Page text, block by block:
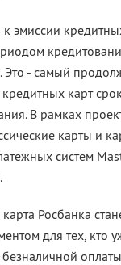
эмиссии
Это - самый
карт
В рамках
карты и
систем
Росбанка
для тех, кто
безналичной